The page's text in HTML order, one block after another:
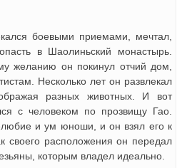
боевыми приемами, мечтал,
в Шаолиньский монастырь.
желанию он покинул отчий дом,
Несколько лет он развлекал
разных животных. И вот
с человеком по прозвищу Гао.
и ум юноши, и он взял его к
своего расположения он передал
которым владел идеально.